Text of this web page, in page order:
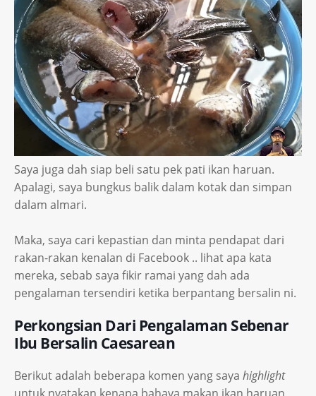
Saya juga dah siap beli satu pek pati ikan haruan.
Apalagi, saya bungkus balik dalam kotak dan simpan
dalam almari.
Maka, saya cari kepastian dan minta pendapat dari
rakan-rakan kenalan di Facebook .. lihat apa kata
mereka, sebab saya fikir ramai yang dah ada
pengalaman tersendiri ketika berpantang bersalin ni.
Perkongsian Dari Pengalaman Sebenar
Ibu Bersalin Caesarean
Berikut adalah beberapa komen yang saya highlight